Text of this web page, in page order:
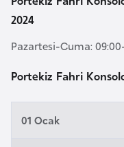
e
l
2024
Pazartesi-Cuma:
Portekiz Fahri
01 Ocak
t
u
r
a
A